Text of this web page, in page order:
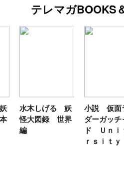
テレマガBOOKS
水木しげる 妖
怪大図録 世界
編
小説 仮面
ダーガッチ
ド Ｕｎｉ
ｒｓｉｔｙ